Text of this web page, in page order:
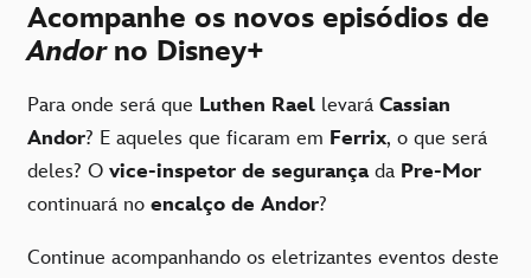
Acompanhe os novos episódios de
Andor no Disney+
Para onde será que Luthen Rael levará Cassian
Andor? E aqueles que ficaram em Ferrix, o que será
deles? O vice-inspetor de segurançada Pre-Mor
continuará no encalço de Andor?
Continue acompanhando os eletrizantes eventos deste